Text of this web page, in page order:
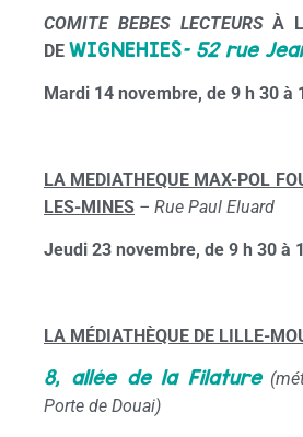
COMITE BEBES LECTEURSÀ
DE WIGNEHIES– 52 rue
Mardi 14 novembre, de 9 h 30 à
LA MEDIATHEQUE MAX-POL
LES-MINES – Rue Paul Eluard
Jeudi 23 novembre, de 9 h 30 à
LA MÉDIATHÈQUE DE LILLE-M
8, allée de la Filature
Porte de Douai)